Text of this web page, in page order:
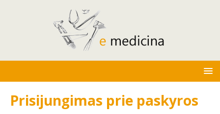
Prisijungimas prie paskyros